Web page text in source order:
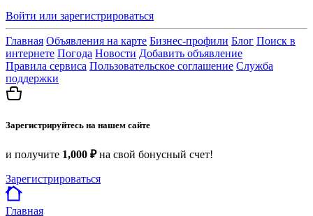
Войти или зарегистрироваться
Главная Объявления на карте Бизнес-профили Блог Поиск в
интернете Погода Новости Добавить объявление
Правила сервиса Пользовательское соглашение Служба
поддержки
Зарегистрируйтесь на нашем сайте
и получите 1,000 ₽на свой бонусный счет!
Зарегистрироваться
Главная